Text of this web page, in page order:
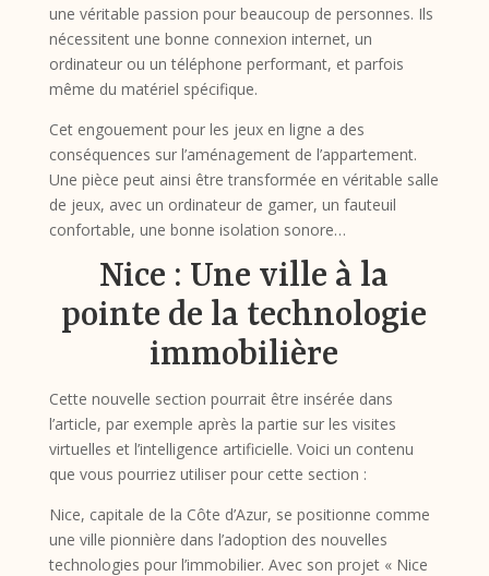
une véritable passion pour beaucoup de personnes. Ils
nécessitent une bonne connexion internet, un
ordinateur ou un téléphone performant, et parfois
même du matériel spécifique.
Cet engouement pour les jeux en ligne a des
conséquences sur l’aménagement de l’appartement.
Une pièce peut ainsi être transformée en véritable salle
de jeux, avec un ordinateur de gamer, un fauteuil
confortable, une bonne isolation sonore…
Nice : Une ville à la
pointe de la technologie
immobilière
Cette nouvelle section pourrait être insérée dans
l’article, par exemple après la partie sur les visites
virtuelles et l’intelligence artificielle. Voici un contenu
que vous pourriez utiliser pour cette section :
Nice, capitale de la Côte d’Azur, se positionne comme
une ville pionnière dans l’adoption des nouvelles
technologies pour l’immobilier. Avec son projet « Nice